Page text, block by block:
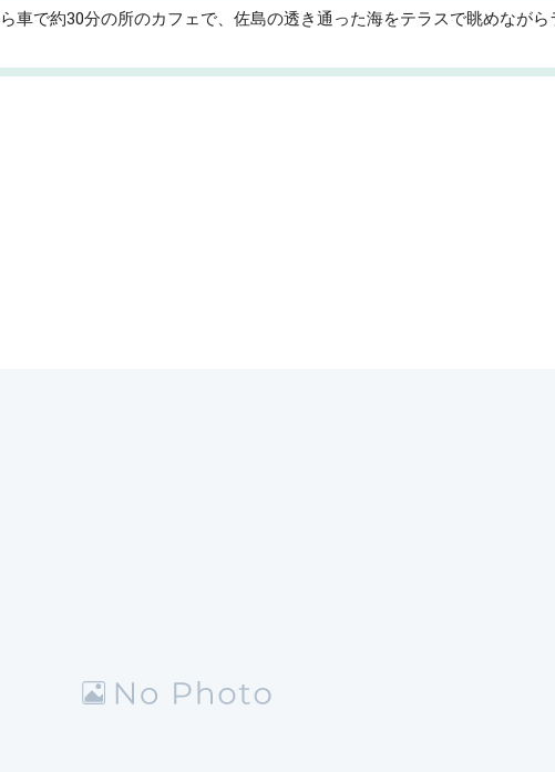
車で約30分の所のカフェで、佐島の透き通った海をテラスで眺めながら